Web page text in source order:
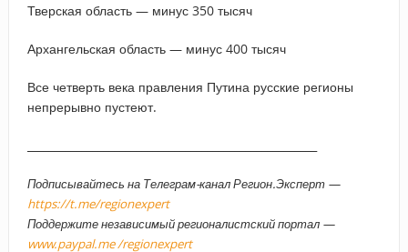
Тверская область — минус 350 тысяч
Архангельская область — минус 400 тысяч
Все четверть века правления Путина русские регионы
непрерывно пустеют.
Подписывайтесь на Телеграм-канал Регион.Эксперт —
https://t.me/regionexpert
Поддержите независимый регионалистский портал —
www.paypal.me /regionexpert